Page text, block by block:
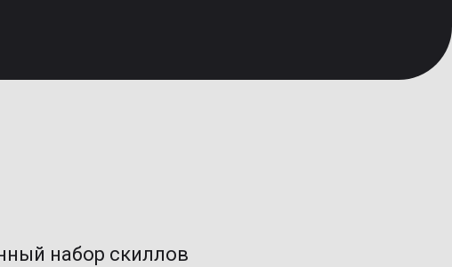
набор скиллов